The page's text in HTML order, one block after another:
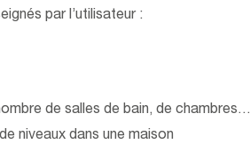
par l’utilisateur :
de salles de bain, de chambres…
niveaux dans une maison